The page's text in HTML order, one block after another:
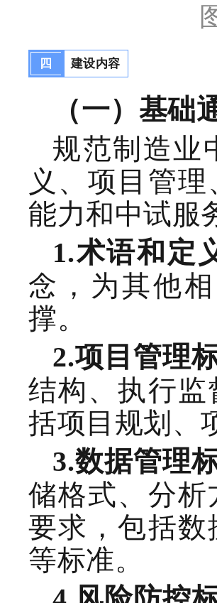
四 建设内容
（一）基础
规范制造业
义、项目管
能力和中试服
1.术语和定
念， 为其他
撑。
2.项目管理标
结构、执行
括项目规划、
3.数据管理
储格式、分
要求，包括
等标准。